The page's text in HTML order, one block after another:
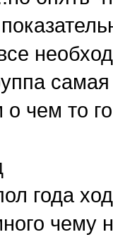
чем то
года
чему